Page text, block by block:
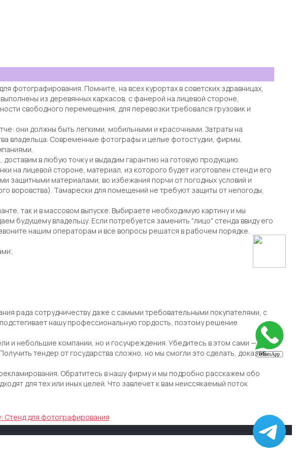
фотографирования. Помните, на всех курортах в советских здравницах,
из деревянных каркасов, с фанерой на лицевой стороне,
свободного перемещения, для перевозки требовался грузовик и
они должны быть легкими, мобильными и красочными. Затраты на
владельца. Современные фотографы и целые фотостудии, фирмы,
в любую точку и выдадим гарантию на готовую продукцию.
на лицевой стороне, материал, из которого будет изготовлен стенд и его
защитными материалами, во избежания порчи от погодных условий и
воровства). Тамарески для помещений не требуют защиты от непогоды,
так и в массовом выпуске. Выбираете необходимую картину и мы
будущему владельцу. Если потребуется заменить "лицо" стенда ввиду его
нашим операторам и все вопросы решатся в рабочем порядке.
рада сотрудничеству даже с самыми требовательными покупателями, с
нашу профессиональную гордость, поэтому решение
и небольшие компании, но и госучреждения. Убедитесь в этом сами —
тендер от государства сложно, но мы смогли это сделать, доказав
Обратитесь в нашу фирму и мы подробно расскажем обо
для тех или иных целей. Что завлечет к вам неиссякаемый поток
Стенд для фотографирования